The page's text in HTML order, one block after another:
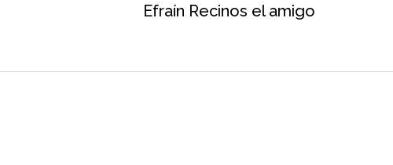
Efraín Recinos el amigo